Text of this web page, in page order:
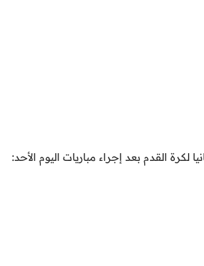
لكرة القدم بعد إجراء مباريات اليوم الأحد: